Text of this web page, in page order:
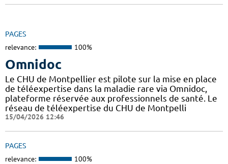
PAGES
relevance: 100%
Omnidoc
Le CHU de Montpellier est pilote sur la mise en place
de téléexpertise dans la maladie rare via Omnidoc,
plateforme réservée aux professionnels de santé. Le
réseau de téléexpertise du CHU de Montpelli
15/04/2026 12:46
PAGES
relevance: 100%